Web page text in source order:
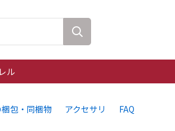
ル
包・同梱物 アクセサリ FAQ